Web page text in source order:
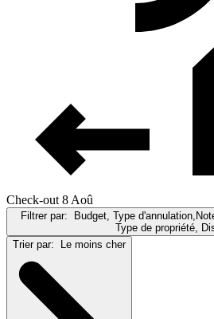
Check-out 8 Aoû
Filtrer par:
Budget, Type
Type de propriété,
Trier par:
Le moins cher